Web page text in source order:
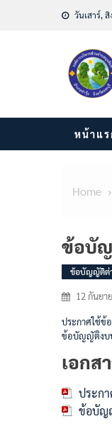
วันเสาร์,
หน้าแร
Home
ข้อบัญ
ข้อบัญญัติต่
12 กันยา
ประกาศใช้ข้
ข้อบัญญัติงบป
เอกส
ประก
ข้อบัญ